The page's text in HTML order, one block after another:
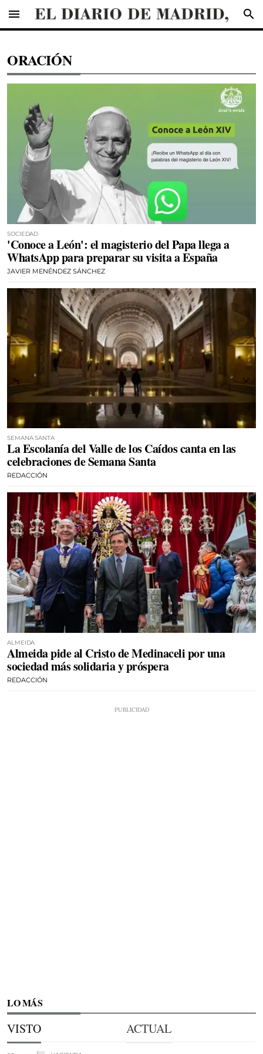
menu search
ORACIÓN
SOCIEDAD
'Conoce a León': el magisterio del Papa llega a
WhatsApp para preparar su visita a España
JAVIER MENÉNDEZ SÁNCHEZ
SEMANA SANTA
La Escolanía del Valle de los Caídos canta en las
celebraciones de Semana Santa
REDACCIÓN
ALMEIDA
Almeida pide al Cristo de Medinaceli por una
sociedad más solidaria y próspera
REDACCIÓN
LO MÁS
VISTO ACTUAL